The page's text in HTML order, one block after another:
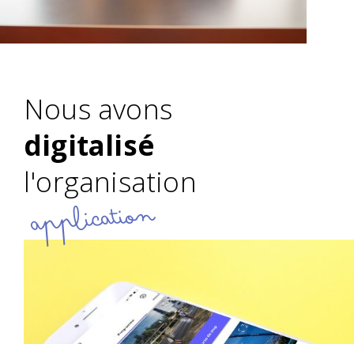
Nous avons
digitalisé
l'organisation
application